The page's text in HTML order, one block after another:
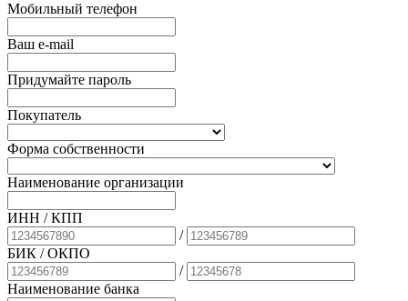
Мобильный телефон
Ваш e-mail
Придумайте пароль
Покупатель
Форма собственности
Наименование организации
ИНН / КПП
/
БИК / ОКПО
/
Наименование банка